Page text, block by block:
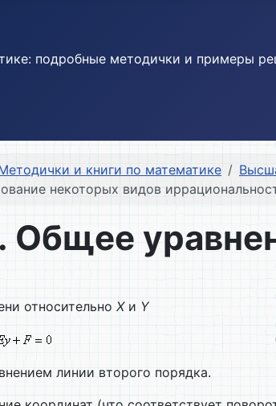
подробные методички и примеры
и книги по математике
некоторых видов
Общее
относительно Xи Y
линии второго порядка.